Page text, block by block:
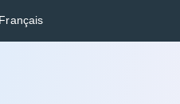
Français